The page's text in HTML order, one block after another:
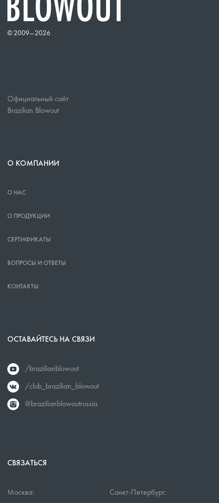
© 2009—2026
Официальный сайт
Brazilian Blowout
О КОМПАНИИ
О НАС
О ПРОДУКЦИИ
СЕРТИФИКАТЫ
ВОПРОСЫ И ОТВЕТЫ
КОНТАКТЫ
ОСТАВАЙТЕСЬ НА СВЯЗИ
/brazilianblowout
/club_brazilian_blowout
@brazilianblowoutrussia
СВЯЗАТЬСЯ
Москва: Санкт-Петербург: